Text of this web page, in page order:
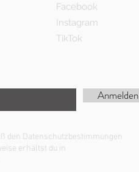
Facebook
Instagram
TikTok
den Datenschutzbestimmungen
erhältst du in
Anmelden